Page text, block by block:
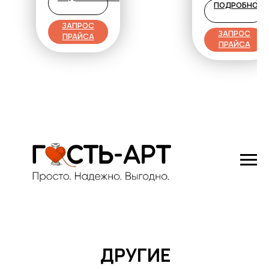
пружины, каждая
из которых
работает
независимо,
поддерживая
движения и
обеспечивает
более
равномерную
ЗАПРОС
ПРАЙСА
ЗАПРОС
ПРАЙСА
ДРУГИЕ